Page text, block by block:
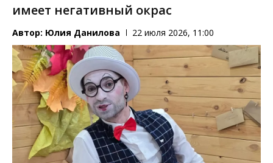
имеет негативный окрас
Автор: Юлия Данилова 22 июля 2026, 11:00